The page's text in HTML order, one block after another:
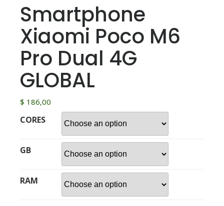
Smartphone
Xiaomi Poco M6
Pro Dual 4G
GLOBAL
$ 186,00
CORES
GB
RAM